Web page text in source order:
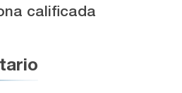
calificada